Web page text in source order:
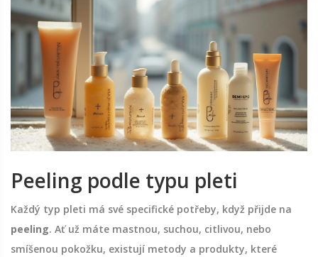
Peeling podle typu pleti
Každý typ pleti má své specifické potřeby, když přijde na
peeling. Ať už máte mastnou, suchou, citlivou, nebo
smíšenou pokožku, existují metody a produkty, které